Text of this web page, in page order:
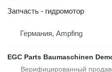
Запчасть - гидромотор
Германия, Ampfing